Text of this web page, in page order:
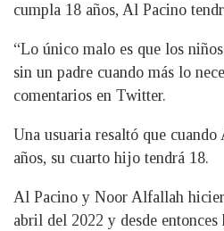
cumpla 18 años, Al Pacino
“Lo único malo es que los
sin un padre cuando más lo
comentarios en Twitter.
Una usuaria resaltó que
años, su cuarto hijo tendrá 18.
Al Pacino y Noor Alfallah
abril del 2022 y desde entonces